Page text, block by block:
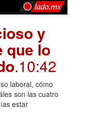
y
que lo
.10:42
laboral, cómo
son las cuatro
estar